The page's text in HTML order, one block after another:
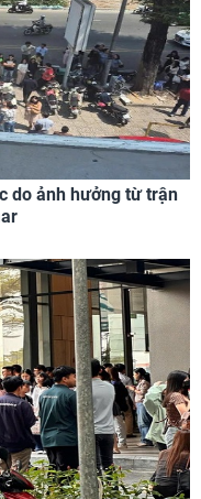
do ảnh hưởng từ trận